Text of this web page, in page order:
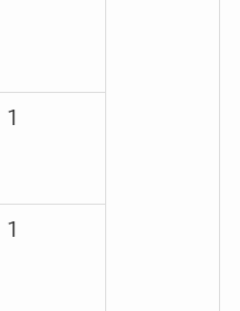
1
1